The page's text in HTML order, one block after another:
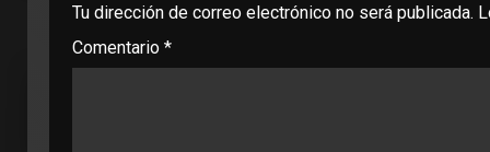
Tu dirección de correo electrónico no será publicada.
Comentario *